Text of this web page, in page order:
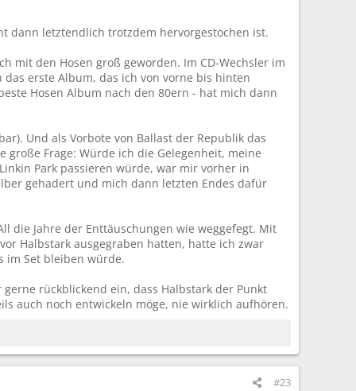
dann letztendlich trotzdem hervorgestochen ist.
mit den Hosen groß geworden. Im CD-Wechsler im
erste Album, das ich von vorne bis hinten
Hosen Album nach den 80ern - hat mich dann
Und als Vorbote von Ballast der Republik das
große Frage: Würde ich die Gelegenheit, meine
Park passieren würde, war mir vorher in
gehadert und mich dann letzten Endes dafür
die Jahre der Enttäuschungen wie weggefegt. Mit
Halbstark ausgegraben hatten, hatte ich zwar
im Set bleiben würde.
rückblickend ein, dass Halbstark der Punkt
auch noch entwickeln möge, nie wirklich aufhören.
#23